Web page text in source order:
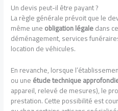
Un devis peut-il être payant ?
La règle générale prévoit que le
même uneobligation légaledans
déménagement, services
location de véhicules.
En revanche, lorsque
ou uneétude technique
appareil, relevé de mesures), le
prestation. Cette possibilité est